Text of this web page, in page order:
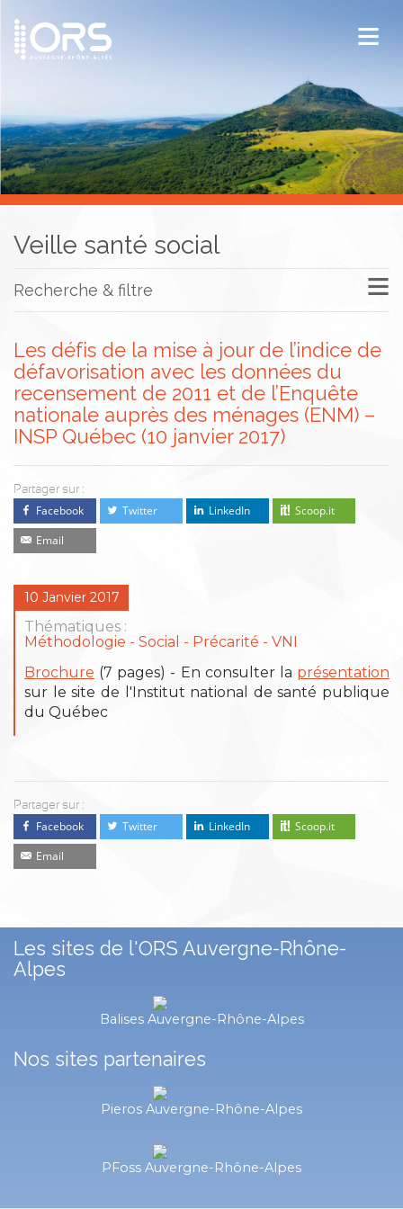
ORS Auvergne-Rhône-Alpes
Publications
Documentation / Veille
Veille santé social
Recherche & filtre
Les défis de la mise à jour de l’indice de
défavorisation avec les données du
recensement de 2011 et de l’Enquête
nationale auprès des ménages (ENM) –
INSP Québec (10 janvier 2017)
Partager sur :
Facebook Twitter LinkedIn
Scoop.it
Email
10 Janvier 2017
Thématiques :
Méthodologie
Social - Précarité
VNI
Brochure (7 pages) - En consulter la présentation
sur le site de l'Institut national de santé publique
du Québec
Partager sur :
Facebook Twitter LinkedIn
Scoop.it
Email
Les sites de l'ORS Auvergne-Rhône-
Alpes
Balises Auvergne-Rhône-Alpes
Nos sites partenaires
Pieros Auvergne-Rhône-Alpes
PFoss Auvergne-Rhône-Alpes